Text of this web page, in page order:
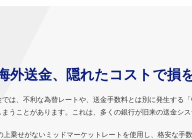
外送金、隠れたコストで損
は、不利な為替レートや、送金手数料とは別に発生する
うことがあります。これは、多くの銀行が旧来の送金シス
上乗せがないミッドマーケットレートを使用し、格安な手